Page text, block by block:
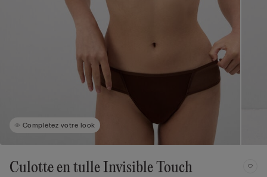
Complétez votre look
Culotte en tulle Invisible Touch